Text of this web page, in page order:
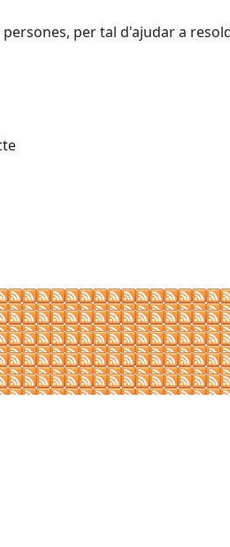
per tal d'ajudar a